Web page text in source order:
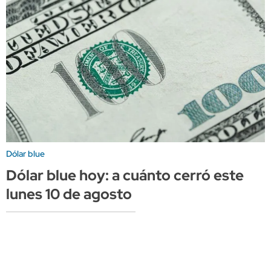
Dólar blue
Dólar blue hoy: a cuánto cerró este
lunes 10 de agosto